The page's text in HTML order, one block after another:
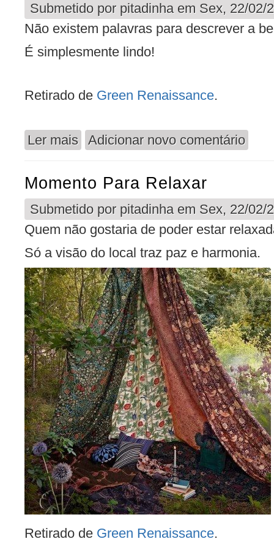
Submetido por pitadinhaem Sex, 22/02/
Não existem palavras para descrever a
É simplesmente lindo!
Retirado de Green Renaissance.
Ler mais acerca de A serenidade das Árvores
Adicionar novo comentário
Momento Para Relaxar
Submetido por pitadinha em Sex, 22/02/
Quem não gostaria de poder estar
Só a visão do local traz paz e harmonia.
Retirado de Green Renaissance.